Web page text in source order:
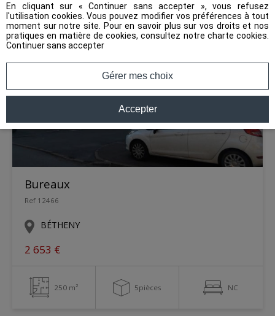
Bureaux
Ref 12466
BÉTHENY
2 653 €
250 m² 5pièces NC
En cliquant sur « Continuer sans accepter », vous refusez
l'utilisation cookies. Vous pouvez modifier vos préférences à tout
moment sur notre site. Pour en savoir plus sur vos droits et nos
pratiques en matière de cookies, consultez notre charte cookies
Continuer sans accepter
Gérer mes choix
Accepter